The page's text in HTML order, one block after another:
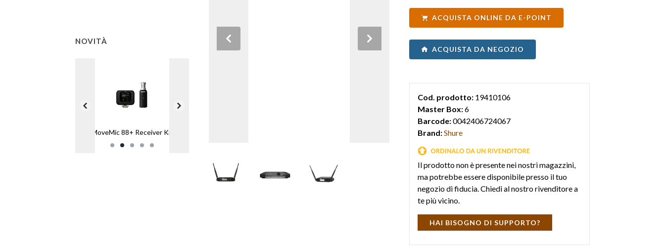
NOVITÀ
MoveMic 88+ Receiver Kit
Previous Next
ACQUISTA ONLINE DA E-POINT
ACQUISTA DA NEGOZIO
Cod. prodotto: 19410106
Master Box:6
Barcode:0042406724067
Brand:Shure
Il prodotto non è presente nei nostri magazzini,
ma potrebbe essere disponibile presso il tuo
negozio di fiducia. Chiedi al nostro rivenditore a
te più vicino.
HAI BISOGNO DI SUPPORTO?